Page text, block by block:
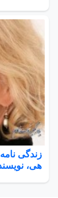
زندگی
هی،